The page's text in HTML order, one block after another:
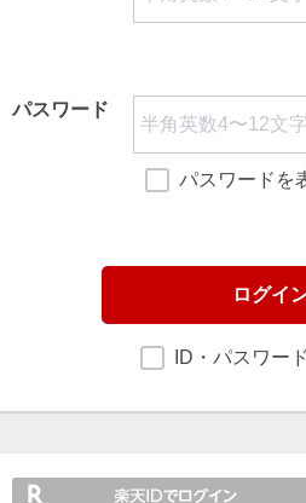
パスワード
パスワードを
ログイ
ID・パスワー